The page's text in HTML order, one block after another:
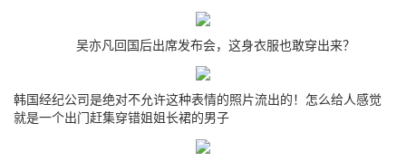
吴亦凡回国后出席发布会，这身衣服也敢穿出来？
韩国经纪公司是绝对不允许这种表情的照片流出的！怎么给人感觉
就是一个出门赶集穿错姐姐长裙的男子